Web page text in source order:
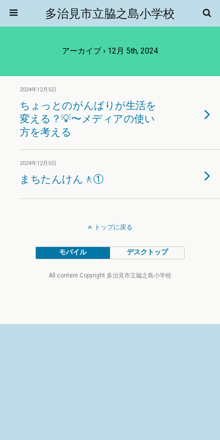
多治見市立脇之島小学校
アーカイブ › 12月 5th, 2024
2024年12月5日
ちょっとのがんばりが生活を
変える？💡〜メディアの使い
方を考える
2024年12月5日
まちたんけん🚶①
トップに戻る
モバイル デスクトップ
All content Copyright 多治見市立脇之島小学校